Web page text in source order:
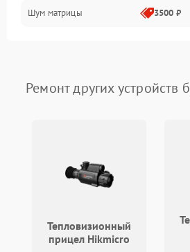
Проблемы питания
Сбои коммуникаций и
Экран (дисплей)
Шум матрицы 3500 ₽
Ремонт других устройств
Тепловизионный
прицел Hikmicro